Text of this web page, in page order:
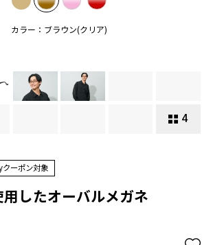
カラー：ブラウン(クリア)
4
クーポン対象
したオーバルメガネ